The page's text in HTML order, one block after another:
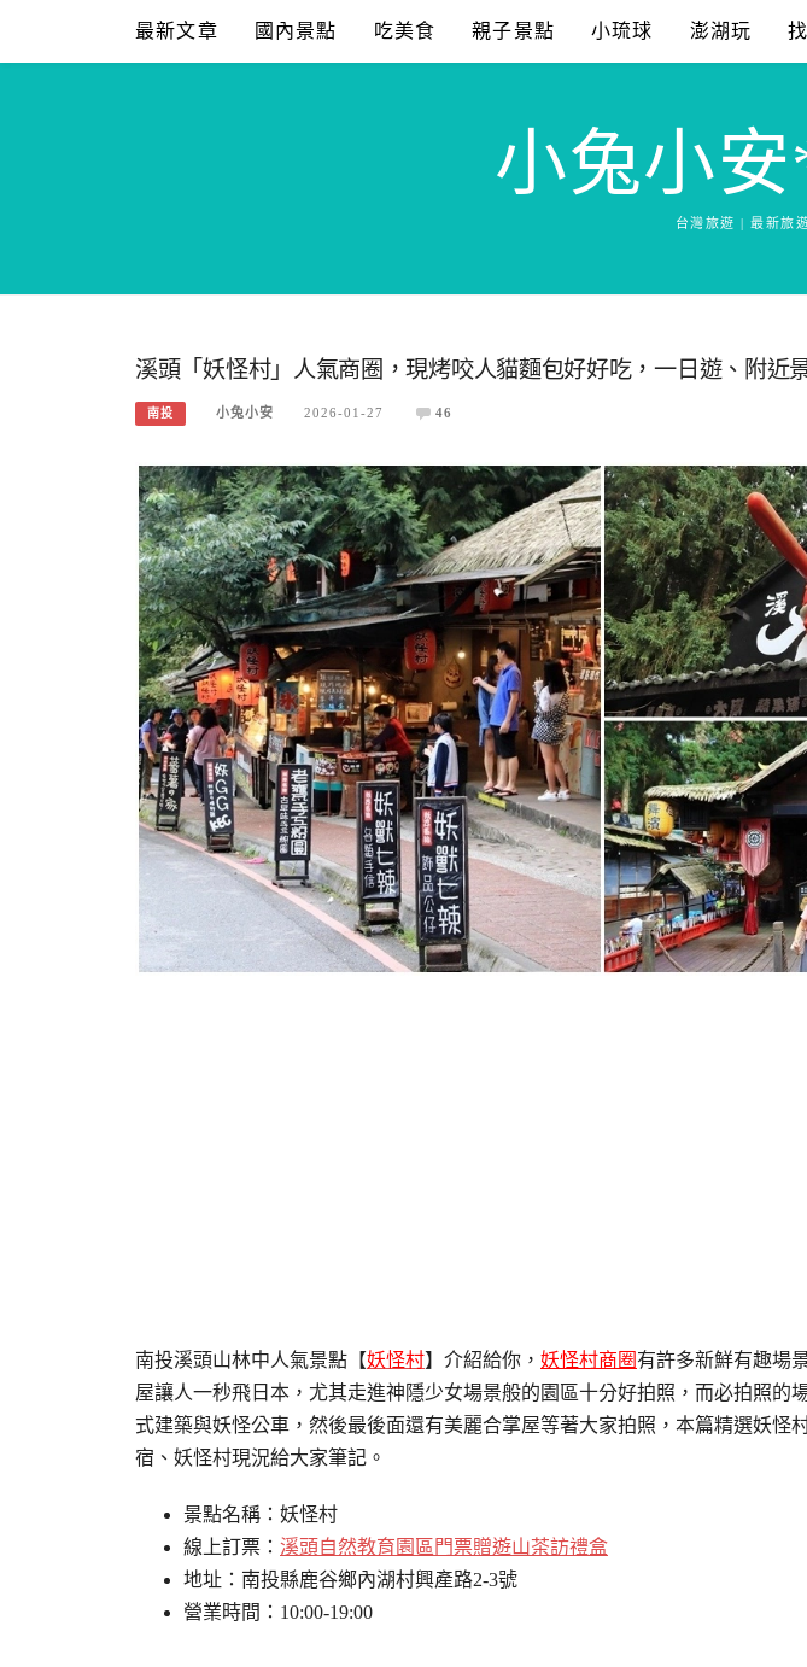
content
最新文章 國內景點 吃美食 親子景點 小琉球 澎湖玩
小兔小
台灣旅遊 | 最新旅
溪頭「妖怪村」人氣商圈，現烤咬人貓麵包好好吃，一日遊、附近
南投 小兔小安 2026-01-27 46
南投溪頭山林中人氣景點【妖怪村】介紹給你， 妖怪村商圈 有許多新鮮有趣場
屋讓人一秒飛日本，尤其走進神隱少女場景般的園區十分好拍照，而必拍照的
式建築與妖怪公車，然後最後面還有美麗合掌屋等著大家拍照，本篇精選妖怪
宿、妖怪村現況給大家筆記。
景點名稱：妖怪村
線上訂票： 溪頭自然教育園區門票贈遊山茶訪禮盒
地址：南投縣鹿谷鄉內湖村興產路2-3號
營業時間：10:00-19:00